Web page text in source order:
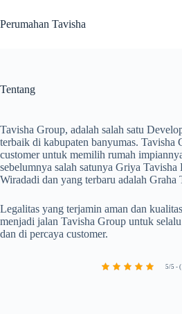
to
content
Perumahan Tavisha
Tentang
Tavisha Group, adalah salah satu
terbaik di kabupaten banyumas. Tavisha
customer untuk memilih rumah
sebelumnya salah satunya Griya Tavisha
Wiradadi dan yang terbaru adalah Graha
Legalitas yang terjamin aman dan
menjadi jalan Tavisha Group untuk
dan di percaya customer.
5/5 -